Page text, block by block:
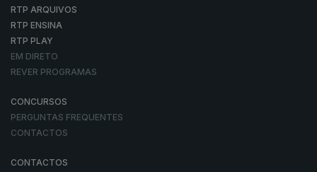
RTP ARQUIVOS
RTP ENSINA
RTP PLAY
EM DIRETO
REVER PROGRAMAS
CONCURSOS
PERGUNTAS FREQUENTES
CONTACTOS
CONTACTOS